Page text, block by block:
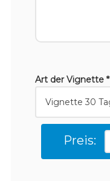
Art der Vignette *
Preis: